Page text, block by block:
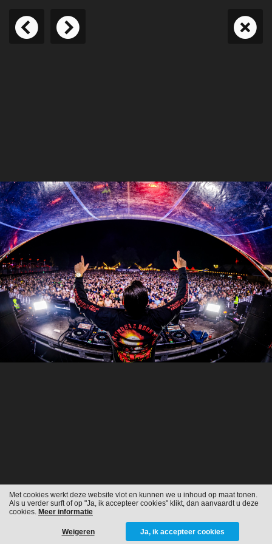
Met cookies werkt deze website vlot en kunnen we u inhoud op maat tonen.
Als u verder surft of op "Ja, ik accepteer cookies" klikt, dan aanvaardt u deze
cookies. Meer informatie
Weigeren Ja, ik accepteer cookies